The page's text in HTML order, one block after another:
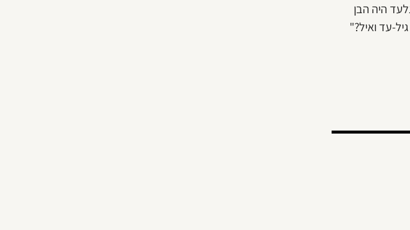
היה הבן
עד ואיל?"